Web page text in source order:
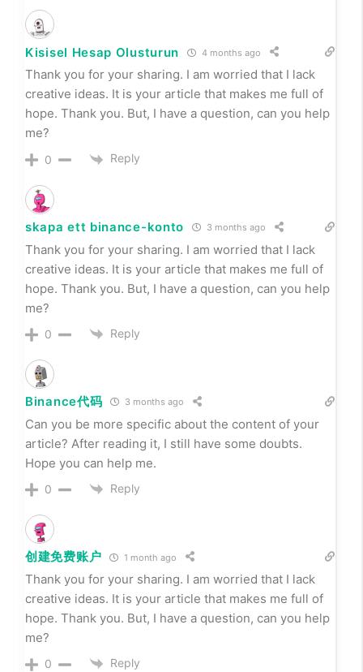
Kisisel Hesap Olusturun 4 months ago
Thank you for your sharing. I am worried that I lack
creative ideas. It is your article that makes me full of
hope. Thank you. But, I have a question, can you help
me?
0 Reply
skapa ett binance-konto 3 months ago
Thank you for your sharing. I am worried that I lack
creative ideas. It is your article that makes me full of
hope. Thank you. But, I have a question, can you help
me?
0 Reply
Binance代码 3 months ago
Can you be more specific about the content of your
article? After reading it, I still have some doubts.
Hope you can help me.
0 Reply
创建免费账户 1 month ago
Thank you for your sharing. I am worried that I lack
creative ideas. It is your article that makes me full of
hope. Thank you. But, I have a question, can you help
me?
0 Reply